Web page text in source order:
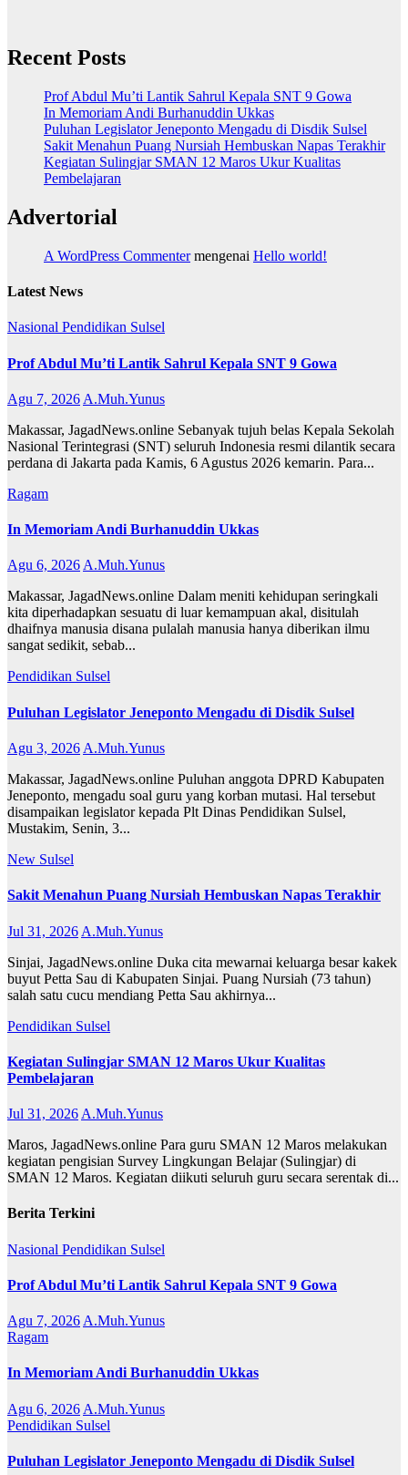
Recent Posts
Prof Abdul Mu’ti Lantik Sahrul Kepala SNT 9 Gowa
In Memoriam Andi Burhanuddin Ukkas
Puluhan Legislator Jeneponto Mengadu di Disdik Sulsel
Sakit Menahun Puang Nursiah Hembuskan Napas Terakhir
Kegiatan Sulingjar SMAN 12 Maros Ukur Kualitas
Pembelajaran
Advertorial
A WordPress Commentermengenai Hello world!
Latest News
Nasional Pendidikan Sulsel
Prof Abdul Mu’ti Lantik Sahrul Kepala SNT 9 Gowa
Agu 7, 2026 A.Muh.Yunus
Makassar, JagadNews.online Sebanyak tujuh belas Kepala Sekolah
Nasional Terintegrasi (SNT) seluruh Indonesia resmi dilantik secara
perdana di Jakarta pada Kamis, 6 Agustus 2026 kemarin. Para...
Ragam
In Memoriam Andi Burhanuddin Ukkas
Agu 6, 2026A.Muh.Yunus
Makassar, JagadNews.online Dalam meniti kehidupan seringkali
kita diperhadapkan sesuatu di luar kemampuan akal, disitulah
dhaifnya manusia disana pulalah manusia hanya diberikan ilmu
sangat sedikit, sebab...
Pendidikan Sulsel
Puluhan Legislator Jeneponto Mengadu di Disdik Sulsel
Agu 3, 2026 A.Muh.Yunus
Makassar, JagadNews.online Puluhan anggota DPRD Kabupaten
Jeneponto, mengadu soal guru yang korban mutasi. Hal tersebut
disampaikan legislator kepada Plt Dinas Pendidikan Sulsel,
Mustakim, Senin, 3...
New Sulsel
Sakit Menahun Puang Nursiah Hembuskan Napas Terakhir
Jul 31, 2026 A.Muh.Yunus
Sinjai, JagadNews.online Duka cita mewarnai keluarga besar kakek
buyut Petta Sau di Kabupaten Sinjai. Puang Nursiah (73 tahun)
salah satu cucu mendiang Petta Sau akhirnya...
Pendidikan Sulsel
Kegiatan Sulingjar SMAN 12 Maros Ukur Kualitas
Pembelajaran
Jul 31, 2026 A.Muh.Yunus
Maros, JagadNews.online Para guru SMAN 12 Maros melakukan
kegiatan pengisian Survey Lingkungan Belajar (Sulingjar) di
SMAN 12 Maros. Kegiatan diikuti seluruh guru secara serentak di...
Berita Terkini
Nasional Pendidikan Sulsel
Prof Abdul Mu’ti Lantik Sahrul Kepala SNT 9 Gowa
Agu 7, 2026 A.Muh.Yunus
Ragam
In Memoriam Andi Burhanuddin Ukkas
Agu 6, 2026 A.Muh.Yunus
Pendidikan Sulsel
Puluhan Legislator Jeneponto Mengadu di Disdik Sulsel